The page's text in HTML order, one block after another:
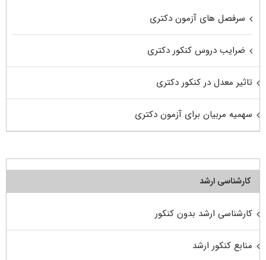
سرفصل های آزمون دکتری
ضرایب دروس کنکور دکتری
تاثیر معدل در کنکور دکتری
سهمیه مربیان برای آزمون دکتری
کارشناسی ارشد
کارشناسی ارشد بدون کنکور
منابع کنکور ارشد